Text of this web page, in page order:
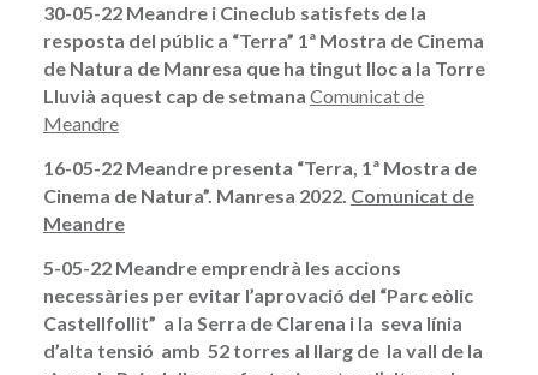
30-05-22 Meandre i Cineclub satisfets de la
resposta del públic a “Terra” 1ª Mostra de Cinema
de Natura de Manresa que ha tingut lloc a la Torre
Lluvià aquest cap de setmana Comunicat de
Meandre
16-05-22 Meandre presenta “Terra, 1ª Mostra de
Cinema de Natura”. Manresa 2022. Comunicat de
Meandre
5-05-22 Meandre emprendrà les accions
necessàries per evitar l’aprovació del “Parc eòlic
Castellfollit” a la Serra de Clarena i la seva línia
d’alta tensió amb 52 torres al llarg de la vall de la